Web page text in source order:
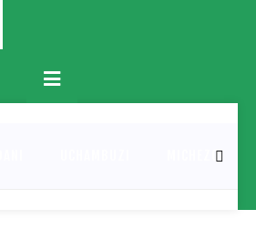
Primary
Menu
MICHEZO